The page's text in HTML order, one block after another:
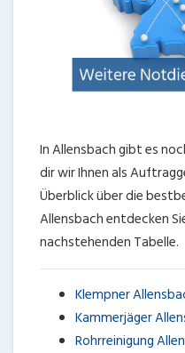
In Allensbach gibt es
dir wir Ihnen als
Überblick über die
Allensbach entdecken
nachstehenden Tabelle.
Klempner
Kammerjäger
Rohrreinigung